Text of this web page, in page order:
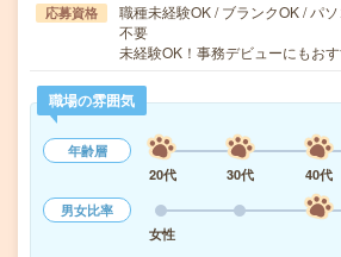
応募資格
職種未経験OK / ブランクOK / パ
不要
未経験OK！事務デビューにもおす
職場の雰囲気
年齢層
20代
30代 40代
男女比率
女性